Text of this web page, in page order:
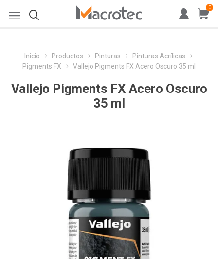
0
Inicio Productos Pinturas
Pinturas Acrílicas
Pigments FX
Vallejo Pigments FX Acero Oscuro 35 ml
Vallejo Pigments FX Acero Oscuro
35 ml